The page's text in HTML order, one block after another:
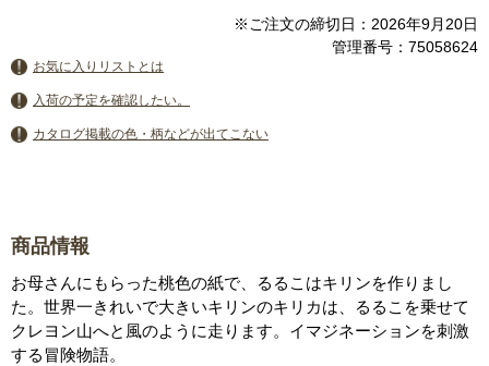
※ご注文の締切日：2026年9月20日
管理番号：75058624
お気に入りリストとは
入荷の予定を確認したい。
カタログ掲載の色・柄などが出てこない
商品情報
お母さんにもらった桃色の紙で、るるこはキリンを作りまし
た。世界一きれいで大きいキリンのキリカは、るるこを乗せて
クレヨン山へと風のように走ります。イマジネーションを刺激
する冒険物語。